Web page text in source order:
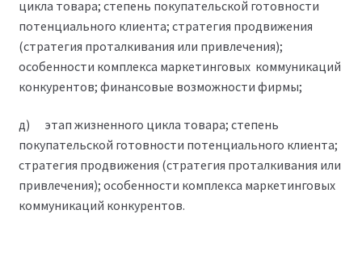
цикла товара; степень покупательской готовности
потенциального клиента; стратегия продвижения
(стратегия проталкивания или привлечения);
особенности комплекса маркетинговых коммуникаций
конкурентов; финансовые возможности фирмы;
д) этап жизненного цикла товара; степень
покупательской готовности потенциального клиента;
стратегия продвижения (стратегия проталкивания или
привлечения); особенности комплекса маркетинговых
коммуникаций конкурентов.